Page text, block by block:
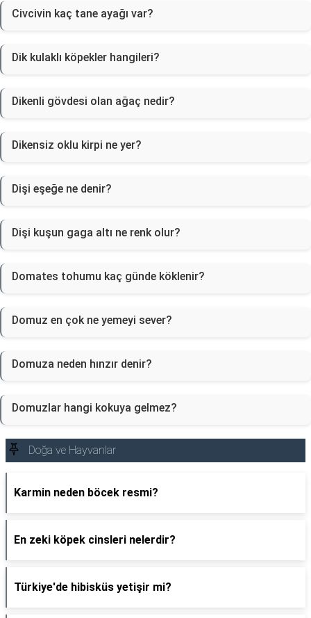
Civcivin kaç tane ayağı var?
Dik kulaklı köpekler hangileri?
Dikenli gövdesi olan ağaç nedir?
Dikensiz oklu kirpi ne yer?
Dişi eşeğe ne denir?
Dişi kuşun gaga altı ne renk olur?
Domates tohumu kaç günde köklenir?
Domuz en çok ne yemeyi sever?
Domuza neden hınzır denir?
Domuzlar hangi kokuya gelmez?
Doğa ve Hayvanlar
Karmin neden böcek resmi?
En zeki köpek cinsleri nelerdir?
Türkiye'de hibisküs yetişir mi?